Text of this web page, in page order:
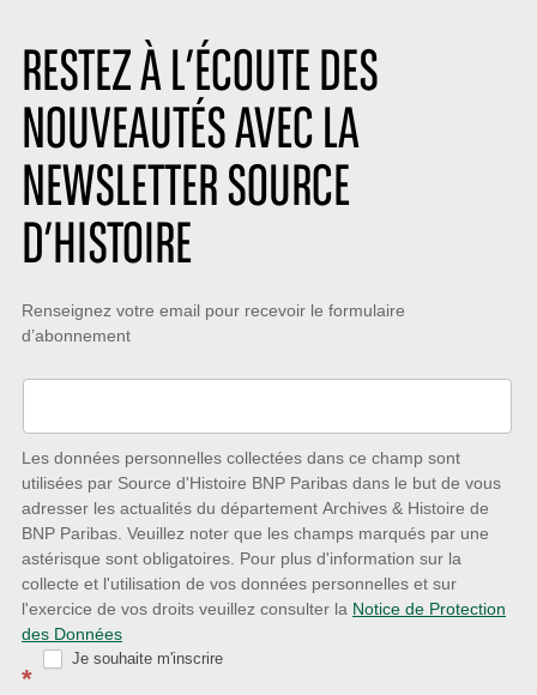
RESTEZ À L’ÉCOUTE DES
NOUVEAUTÉS AVEC LA
NEWSLETTER SOURCE
D’HISTOIRE
Restez
à
l’écoute
nouveautés
avec
la
Newsletter
Source
d’Histoire
Renseignez votre email pour recevoir le formulaire
d’abonnement
Les données personnelles collectées dans ce champ sont
utilisées par Source d'Histoire BNP Paribas dans le but de vous
adresser les actualités du département Archives & Histoire de
BNP Paribas. Veuillez noter que les champs marqués par une
astérisque sont obligatoires. Pour plus d'information sur la
collecte et l'utilisation de vos données personnelles et sur
l'exercice de vos droits veuillez consulter la Notice de Protection
des Données
*
Je souhaite m'inscrire